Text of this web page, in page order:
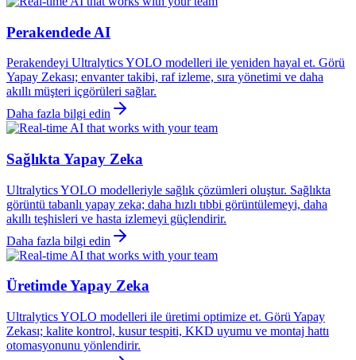
Perakendede AI
Perakendeyi Ultralytics YOLO modelleri ile yeniden hayal et. Görü
Yapay Zekası; envanter takibi, raf izleme, sıra yönetimi ve daha
akıllı müşteri içgörüleri sağlar.
Daha fazla bilgi edin
Sağlıkta Yapay Zeka
Ultralytics YOLO modelleriyle sağlık çözümleri oluştur. Sağlıkta
görüntü tabanlı yapay zeka; daha hızlı tıbbi görüntülemeyi, daha
akıllı teşhisleri ve hasta izlemeyi güçlendirir.
Daha fazla bilgi edin
Üretimde Yapay Zeka
Ultralytics YOLO modelleri ile üretimi optimize et. Görü Yapay
Zekası; kalite kontrol, kusur tespiti, KKD uyumu ve montaj hattı
otomasyonunu yönlendirir.